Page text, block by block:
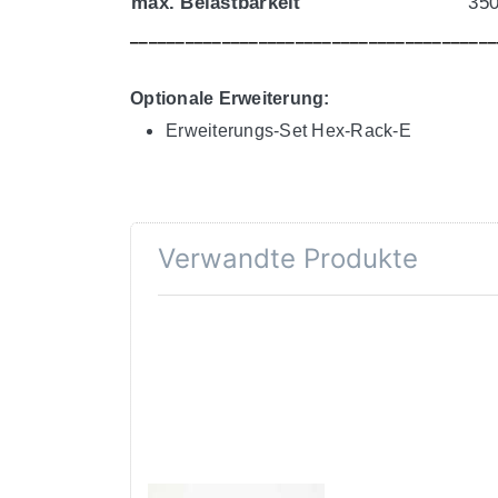
Optionale Erweiterung:
Erweiterungs-Set Hex-Rack-E
Verwandte Produkte